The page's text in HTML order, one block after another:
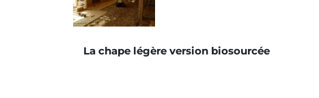
La chape légère version biosourcée